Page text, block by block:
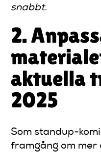
snabbt.
2.
aktuella
2025
Som standup-
framgång om mer